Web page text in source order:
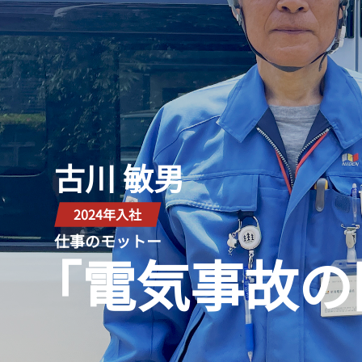
古川 敏男
2024年入社
仕事のモットー
｢電気事故